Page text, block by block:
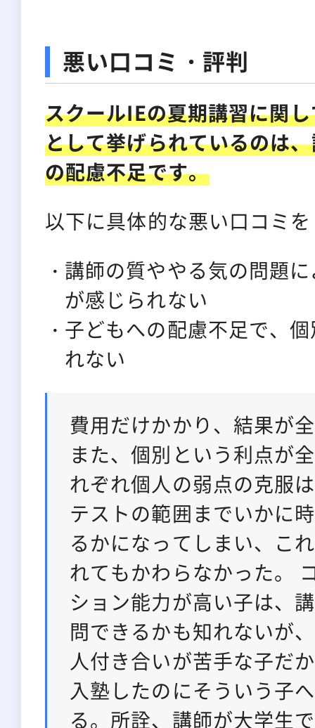
悪い口コミ・評判
スクールIEの夏期講習に関
として挙げられているのは
の配慮不足です。
以下に具体的な悪い口コミ
講師の質ややる気の問題
が感じられない
子どもへの配慮不足で、
れない
費用だけかかり、結果が
また、個別という利点が
れぞれ個人の弱点の克服
テストの範囲までいかに
るかになってしまい、こ
れてもかわらなかった。
ション能力が高い子は、
問できるかも知れないが
人付き合いが苦手な子だ
入塾したのにそういう子
る。所詮、講師が大学生